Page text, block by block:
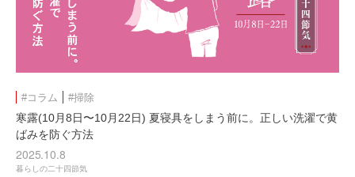
#コラム #掃除
寒露(10月8日〜10月22日) 夏寝具をしまう前に。正しい洗濯で黄
ばみを防ぐ方法
2025.10.8
暮らしの二十四節気